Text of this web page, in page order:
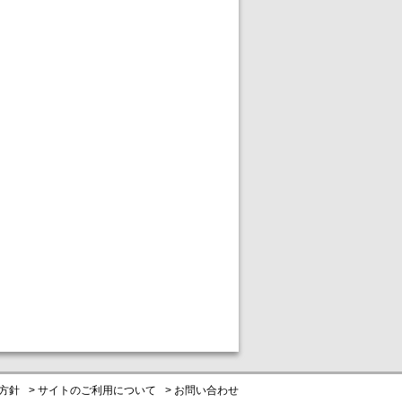
針 > サイトのご利用について > お問い合わせ